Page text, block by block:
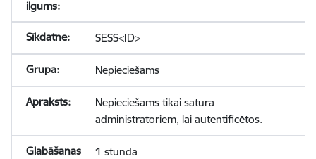
SESS<ID>
Nepieciešams
Nepieciešams tikai satura
administratoriem, lai autentificētos.
1 stunda